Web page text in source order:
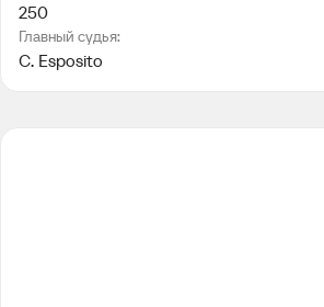
250
Главный судья:
C. Esposito